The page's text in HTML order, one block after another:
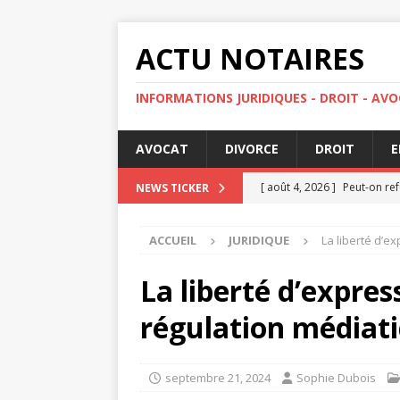
ACTU NOTAIRES
INFORMATIONS JURIDIQUES - DROIT -
AVOCAT DIVORCE DROIT
NEWS TICKER [ août 4, 2026 ] Peut-on
[ juillet 27, 2026 ] Peut-on
[ juillet 23, 2026 ]
[ août 8, 2026 ] Attestation
ACCUEIL JURIDIQUE La liberté
La liberté
régulation
septembre 21, 2024 Sophie Dubois